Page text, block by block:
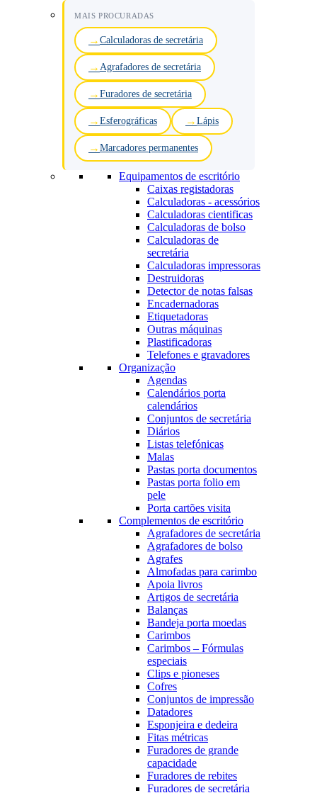
MAIS PROCURADAS
Calculadoras de secretária
Agrafadores de secretária
Furadores de secretária
Esferográficas Lápis
Marcadores permanentes
Equipamentos de escritório
Caixas registadoras
Calculadoras - acessórios
Calculadoras cientificas
Calculadoras de bolso
Calculadoras de
secretária
Calculadoras impressoras
Destruidoras
Detector de notas falsas
Encadernadoras
Etiquetadoras
Outras máquinas
Plastificadoras
Telefones e gravadores
Organização
Agendas
Calendários porta
calendários
Conjuntos de secretária
Diários
Listas telefónicas
Malas
Pastas porta documentos
Pastas porta folio em
pele
Porta cartões visita
Complementos de escritório
Agrafadores de secretária
Agrafadores de bolso
Agrafes
Almofadas para carimbo
Apoia livros
Artigos de secretária
Balanças
Bandeja porta moedas
Carimbos
Carimbos – Fórmulas
especiais
Clips e pioneses
Cofres
Conjuntos de impressão
Datadores
Esponjeira e dedeira
Fitas métricas
Furadores de grande
capacidade
Furadores de rebites
Furadores de secretária